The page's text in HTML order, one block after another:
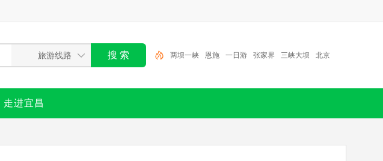
两坝一峡 恩施 一日游 张家界 三峡大坝 北京
走进宜昌